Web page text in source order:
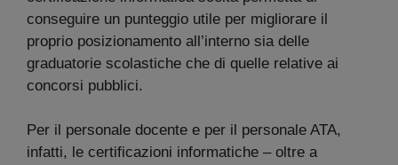
conseguire un punteggio utile per migliorare il
proprio posizionamento all’interno sia delle
graduatorie scolastiche che di quelle relative ai
concorsi pubblici.
Per il personale docente e per il personale ATA,
infatti, le certificazioni informatiche – oltre a